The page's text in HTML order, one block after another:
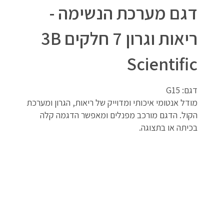
דגם מערכת הנשימה -
ריאות וגרון 7 חלקים 3B
Scientific
דגם: G15
מודל אנטומי איכותי ומדוייק של ריאות, הגרון ומערכת
הקול. הדגם מורכב מפנלים ומאפשר הדגמה קלה
בכיתה או בתצוגה.